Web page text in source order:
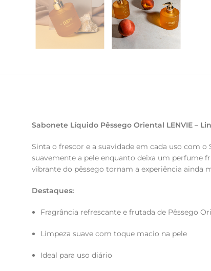
Sabonete Líquido Pêssego Oriental LENVIE –
Sinta o frescor e a suavidade em cada uso com
suavemente a pele enquanto deixa um perfume
vibrante do pêssego tornam a experiência ainda
Destaques:
Fragrância refrescante e frutada de Pêssego
Limpeza suave com toque macio na pele
Ideal para uso diário